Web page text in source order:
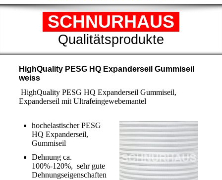
SCHNURHAUS
Qualitätsprodukte
HighQuality PESG HQ Expanderseil Gummiseil
weiss
HighQuality PESG HQ Expanderseil Gummiseil,
Expanderseil mit Ultrafeingewebemantel
hochelastischer PESG
HQ Expanderseil,
Gummiseil
Dehnung ca.
100%-120%, sehr gute
Dehnungseigenschaften